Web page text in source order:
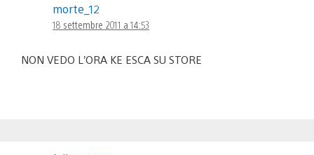
morte_12
18 settembre 2011 a 14:53
NON VEDO L’ORA KE ESCA SU STORE